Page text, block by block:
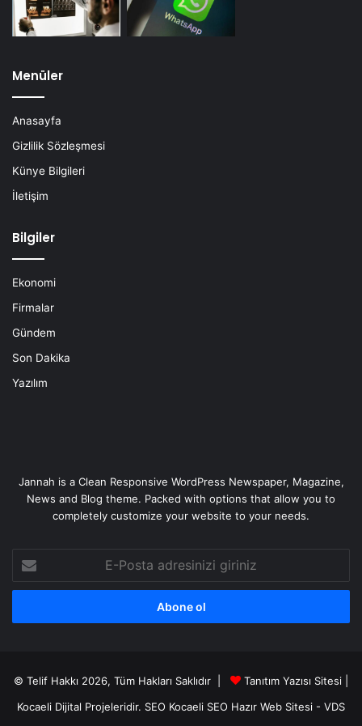
Menüler
Anasayfa
Gizlilik Sözleşmesi
Künye Bilgileri
İletişim
Bilgiler
Ekonomi
Firmalar
Gündem
Son Dakika
Yazılım
Jannah is a Clean Responsive WordPress Newspaper, Magazine,
News and Blog theme. Packed with options that allow you to
completely customize your website to your needs.
Posta
adresinizi
© Telif Hakkı 2026, Tüm Hakları Saklıdır |
Tanıtım Yazısı Sitesi |
Kocaeli Dijital Projeleridir. SEO Kocaeli SEO Hazır Web Sitesi - VDS